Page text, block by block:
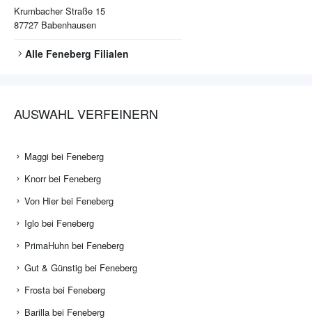
Krumbacher Straße 15
87727 Babenhausen
Alle Feneberg Filialen
AUSWAHL VERFEINERN
Maggi bei Feneberg
Knorr bei Feneberg
Von Hier bei Feneberg
Iglo bei Feneberg
PrimaHuhn bei Feneberg
Gut & Günstig bei Feneberg
Frosta bei Feneberg
Barilla bei Feneberg